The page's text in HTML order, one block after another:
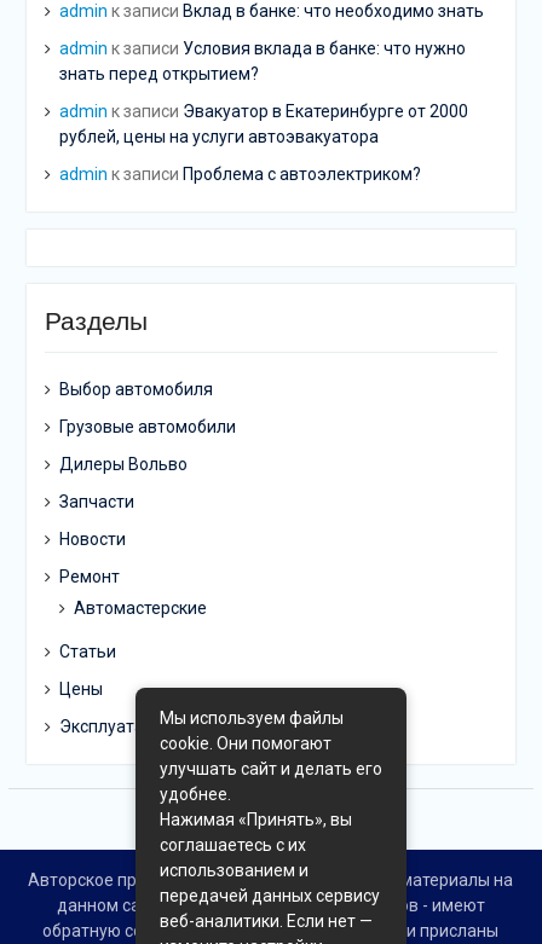
admin к записи Вклад в банке: что необходимо знать
admin к записи Условия вклада в банке: что нужно
знать перед открытием?
admin к записи Эвакуатор в Екатеринбурге от 2000
рублей, цены на услуги автоэвакуатора
admin к записи Проблема с автоэлектриком?
Разделы
Выбор автомобиля
Грузовые автомобили
Дилеры Вольво
Запчасти
Новости
Ремонт
Автомастерские
Статьи
Цены
Эксплуатация
Авторское право © Все права защищены. Все материалы на
данном сайте взяты из открытых источников - имеют
обратную ссылку на материал в интернете или присланы
Мы используем файлы
cookie. Они помогают
улучшать сайт и делать его
удобнее.
Нажимая «Принять», вы
соглашаетесь с их
использованием и
передачей данных сервису
веб-аналитики. Если нет —